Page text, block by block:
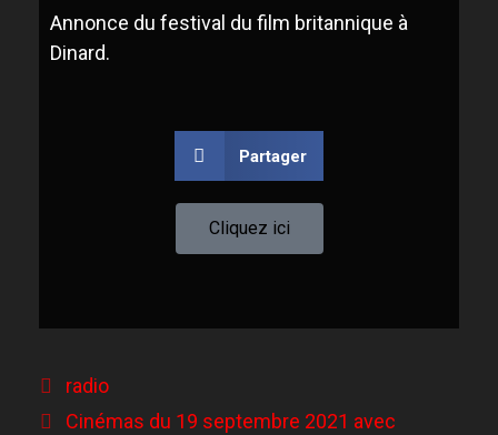
Annonce du festival du film britannique à
Dinard.
Partager
Cliquez ici
radio
Cinémas du 19 septembre 2021 avec